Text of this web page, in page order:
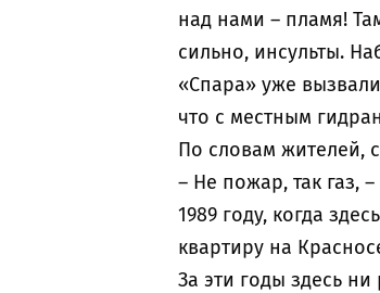
над нами – пламя!
сильно, инсульты.
«Спара» уже
что с местным
По словам жителей,
– Не пожар, так газ,
1989 году, когда
квартиру на
За эти годы здесь